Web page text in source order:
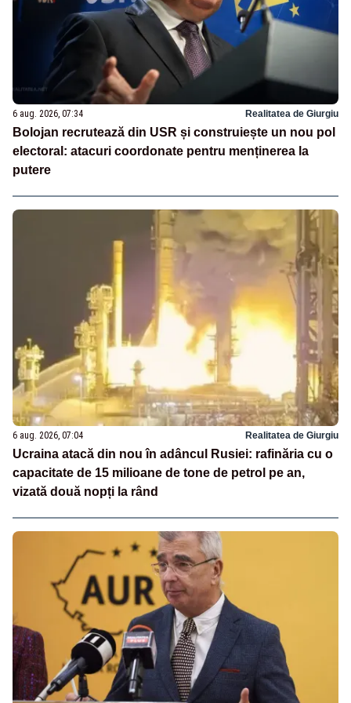
6 aug. 2026, 07:34 Realitatea de Giurgiu
Bolojan recrutează din USR și construiește un nou pol
electoral: atacuri coordonate pentru menținerea la
putere
6 aug. 2026, 07:04 Realitatea de Giurgiu
Ucraina atacă din nou în adâncul Rusiei: rafinăria cu o
capacitate de 15 milioane de tone de petrol pe an,
vizată două nopți la rând